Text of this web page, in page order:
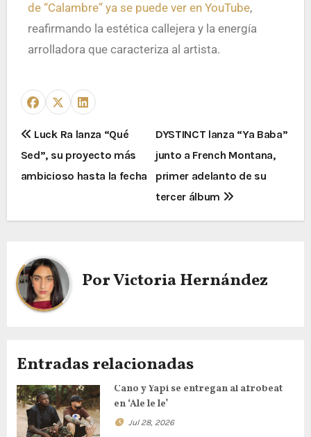
de “Calambre” ya se puede ver en YouTube,
reafirmando la estética callejera y la energía
arrolladora que caracteriza al artista.
Luck Ra lanza “Qué
Sed”, su proyecto más
ambicioso hasta la fecha
DYSTINCT lanza “Ya Baba”
junto a French Montana,
primer adelanto de su
tercer álbum
PorVictoria Hernández
Entradas relacionadas
Cano y Yapi se entregan al afrobeat
en ‘Ale le le’
Jul 28, 2026